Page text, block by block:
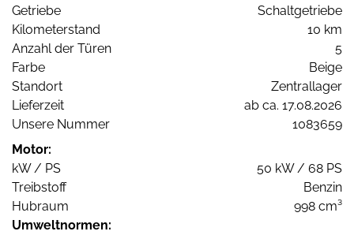
Getriebe
Schaltgetriebe
Kilometerstand
10 km
Anzahl der Türen
5
Farbe
Beige
Standort
Zentrallager
Lieferzeit
ab ca. 17.08.2026
Unsere Nummer
1083659
Motor:
kW / PS
50 kW / 68 PS
Treibstoff
Benzin
Hubraum
998 cm³
Umweltnormen: